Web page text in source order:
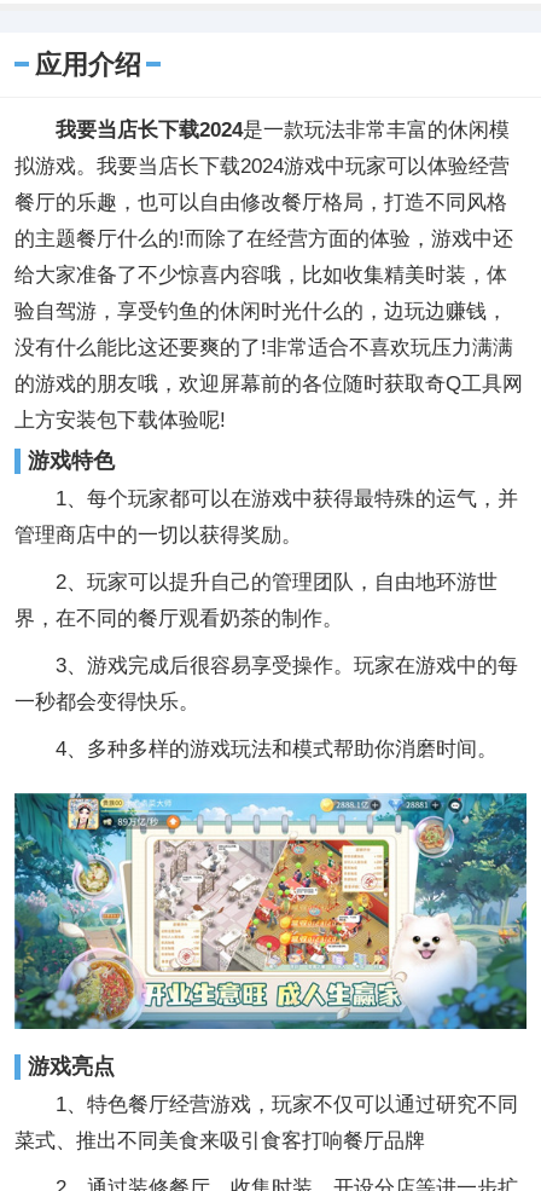
应用介绍
我要当店长下载2024是一款玩法非常丰富的休闲模
拟游戏。我要当店长下载2024游戏中玩家可以体验经营
餐厅的乐趣，也可以自由修改餐厅格局，打造不同风格
的主题餐厅什么的!而除了在经营方面的体验，游戏中还
给大家准备了不少惊喜内容哦，比如收集精美时装，体
验自驾游，享受钓鱼的休闲时光什么的，边玩边赚钱，
没有什么能比这还要爽的了!非常适合不喜欢玩压力满满
的游戏的朋友哦，欢迎屏幕前的各位随时获取奇Q工具网
上方安装包下载体验呢!
游戏特色
1、每个玩家都可以在游戏中获得最特殊的运气，并
管理商店中的一切以获得奖励。
2、玩家可以提升自己的管理团队，自由地环游世
界，在不同的餐厅观看奶茶的制作。
3、游戏完成后很容易享受操作。玩家在游戏中的每
一秒都会变得快乐。
4、多种多样的游戏玩法和模式帮助你消磨时间。
游戏亮点
1、特色餐厅经营游戏，玩家不仅可以通过研究不同
菜式、推出不同美食来吸引食客打响餐厅品牌